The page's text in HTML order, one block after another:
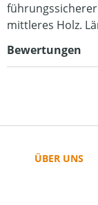
mittleres Holz.
Bewertungen
ÜBER UNS